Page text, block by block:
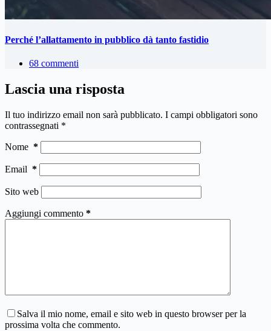
Perché l’allattamento in pubblico dà tanto fastidio
68 commenti
Lascia una risposta
Il tuo indirizzo email non sarà pubblicato. I campi obbligatori sono
contrassegnati *
Nome *
Email *
Sito web
Aggiungi commento *
Salva il mio nome, email e sito web in questo browser per la
prossima volta che commento.